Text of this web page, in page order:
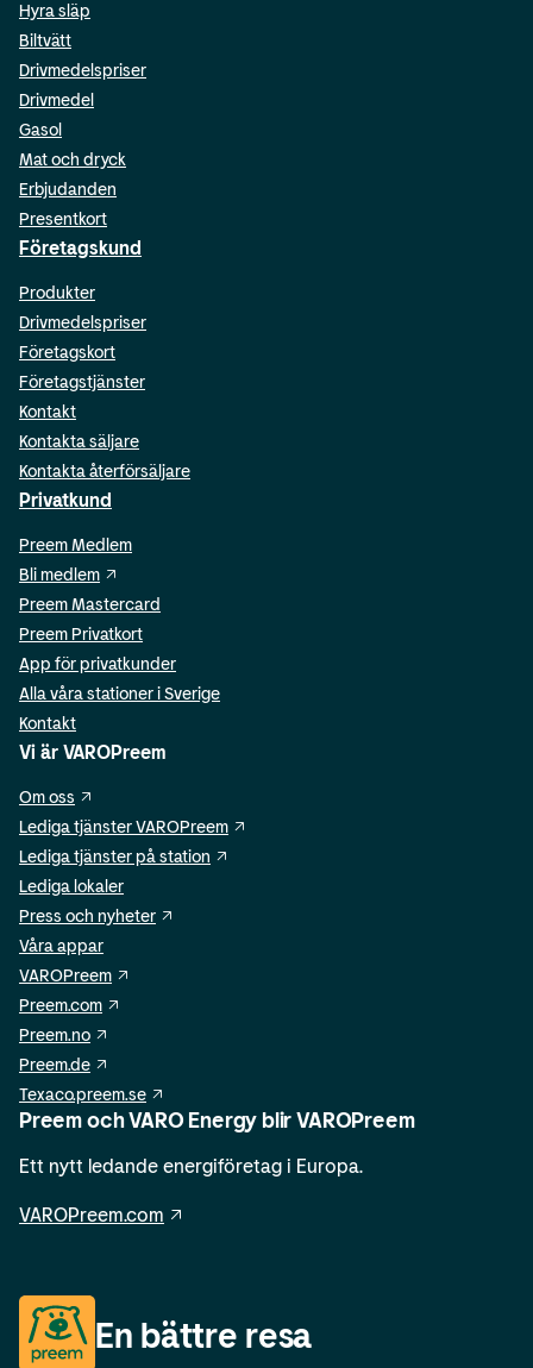
Hyra släp
Biltvätt
Drivmedelspriser
Drivmedel
Gasol
Mat och dryck
Erbjudanden
Presentkort
Företagskund
Produkter
Drivmedelspriser
Företagskort
Företagstjänster
Kontakt
Kontakta säljare
Kontakta återförsäljare
Privatkund
Preem Medlem
Bli medlem
Preem Mastercard
Preem Privatkort
App för privatkunder
Alla våra stationer i Sverige
Kontakt
Vi är VAROPreem
Om oss
Lediga tjänster VAROPreem
Lediga tjänster på station
Lediga lokaler
Press och nyheter
Våra appar
VAROPreem
Preem.com
Preem.no
Preem.de
Texaco.preem.se
Preem och VARO Energy blir VAROPreem
Ett nytt ledande energiföretag i Europa.
VAROPreem.com
En bättre resa